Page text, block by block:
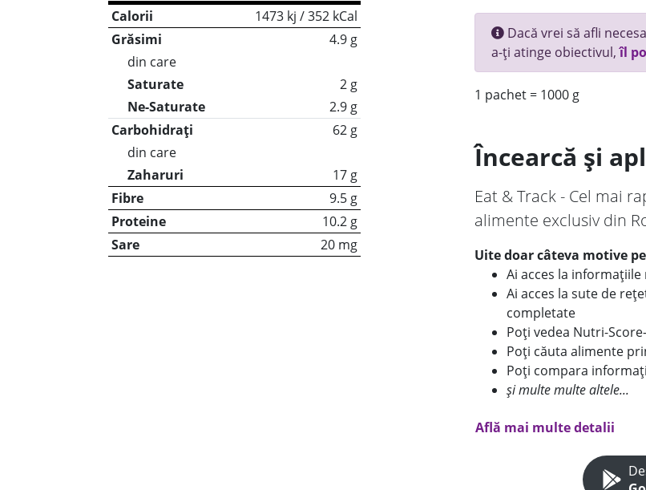
Calorii
1473 kj / 352 kCal
Grăsimi
4.9 g
din care
Saturate
2 g
Ne-Saturate
2.9 g
Carbohidrați
62 g
din care
Zaharuri
17 g
Fibre
9.5 g
Proteine
10.2 g
Sare
20 mg
Dacă vrei să afli
a-ți atinge obiectivul,îl
1 pachet = 1000 g
Încearcă și
Eat & Track - Cel mai
alimente exclusiv din
Uite doar câteva motive
Ai acces la
Ai acces la sute de
completate
Poți vedea Nutri-
Poți căuta alimente
Poți compara
și multe multe altele...
Află mai multe detalii